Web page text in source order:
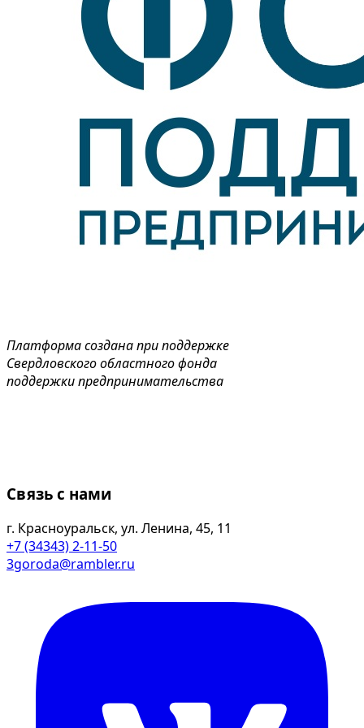
Платформа создана при поддержке
Свердловского областного фонда
поддержки предпринимательства
Связь с нами
г. Красноуральск, ул. Ленина, 45, 11
+7 (34343) 2-11-50
3goroda@rambler.ru